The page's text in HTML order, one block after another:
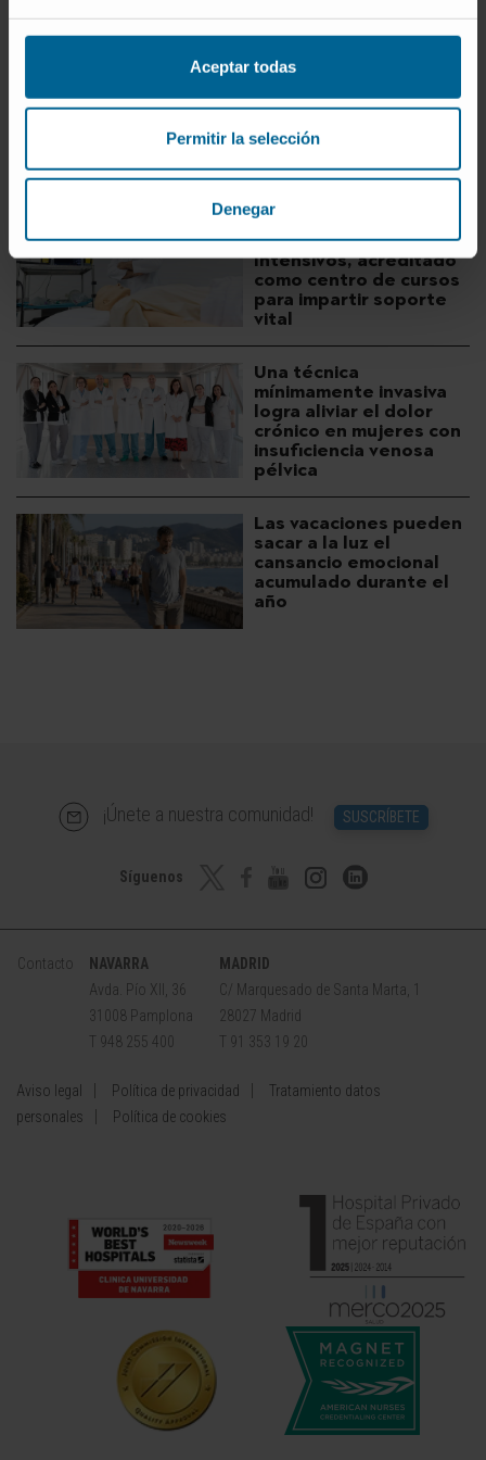
Aceptar todas
Permitir la selección
Denegar
NIÑOS CONTRA EL CÁNCER
+ DESCUBRA MÁS
El Departamento de
Anestesia y Cuidados
Intensivos, acreditado
como centro de cursos
para impartir soporte
vital
Una técnica
mínimamente invasiva
logra aliviar el dolor
crónico en mujeres con
insuficiencia venosa
pélvica
Las vacaciones pueden
sacar a la luz el
cansancio emocional
acumulado durante el
año
¡Únete a nuestra comunidad! SUSCRÍBETE
Síguenos
Contacto
NAVARRA
Avda. Pío XII, 36
31008 Pamplona
T 948 255 400
MADRID
C/ Marquesado de Santa Marta, 1
28027 Madrid
T 91 353 19 20
Aviso legal Política de privacidad
Tratamiento datos
personales
Política de cookies